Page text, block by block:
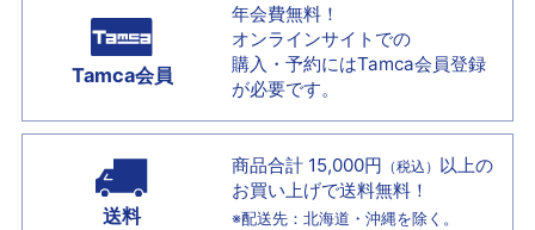
Tamca会員
年会費無料！
オンラインサイトでの
購入・予約にはTamca会員登録
が必要です。
送料
商品合計 15,000円 （税込） 以上の
お買い上げで送料無料！
※配送先：北海道・沖縄を除く。